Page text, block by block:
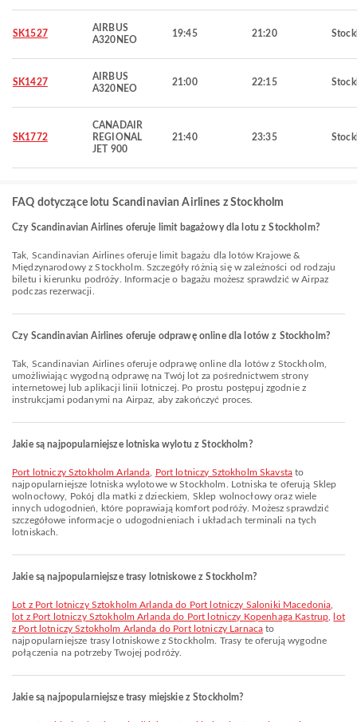
SK1527
AIRBUS
A320NEO
19:45 21:20
SK1427
AIRBUS
A320NEO
21:00 22:15
SK1772
CANADAIR
REGIONAL
JET 900
21:40 23:35
FAQ dotyczące lotu Scandinavian Airlines z Stockholm
Czy Scandinavian Airlines oferuje limit bagażowy dla lotu z Stockholm?
Tak, Scandinavian Airlines oferuje limit bagażu dla lotów Krajowe &
Międzynarodowy z Stockholm. Szczegóły różnią się w zależności od rodzaju
biletu i kierunku podróży. Informacje o bagażu możesz sprawdzić w Airpaz
podczas rezerwacji.
Czy Scandinavian Airlines oferuje odprawę online dla lotów z Stockholm?
Tak, Scandinavian Airlines oferuje odprawę online dla lotów z Stockholm,
umożliwiając wygodną odprawę na Twój lot za pośrednictwem strony
internetowej lub aplikacji linii lotniczej. Po prostu postępuj zgodnie z
instrukcjami podanymi na Airpaz, aby zakończyć proces.
Jakie są najpopularniejsze lotniska wylotu z Stockholm?
Port lotniczy Sztokholm Arlanda Port lotniczy Sztokholm Skavstato
najpopularniejsze lotniska wylotowe w Stockholm. Lotniska te oferują Sklep
wolnocłowy, Pokój dla matki z dzieckiem, Sklep wolnocłowy oraz wiele
innych udogodnień, które poprawiają komfort podróży. Możesz sprawdzić
szczegółowe informacje o udogodnieniach i układach terminali na tych
lotniskach.
Jakie są najpopularniejsze trasy lotniskowe z Stockholm?
lot z Port lotniczy Sztokholm Arlanda do Port lotniczy Saloniki Macedonia
lot z Port lotniczy Sztokholm Arlanda do Port lotniczy Kopenhaga Kastrup
lot
z Port lotniczy Sztokholm Arlanda do Port lotniczy Larnaca to
najpopularniejsze trasy lotniskowe z Stockholm. Trasy te oferują wygodne
połączenia na potrzeby Twojej podróży.
Jakie są najpopularniejsze trasy miejskie z Stockholm?